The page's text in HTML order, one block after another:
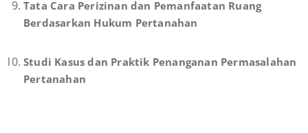
Tata Cara Perizinan dan Pemanfaatan Ruang
Berdasarkan Hukum Pertanahan
Studi Kasus dan Praktik Penanganan Permasalahan
Pertanahan